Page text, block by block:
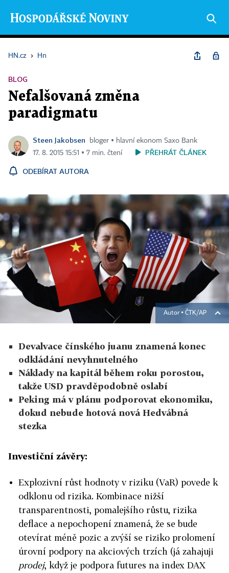
HN.cz › Hn
BLOG
Nefalšovaná změna
paradigmatu
Steen Jakobsen
bloger ▪ hlavní ekonom Saxo Bank
17. 8. 2015 15:51 ▪ 7 min. čtení
PŘEHRÁT ČLÁNEK
ODEBÍRAT AUTORA
Autor ▪ ČTK/AP
Devalvace čínského juanu znamená konec
odkládání nevyhnutelného
Náklady na kapitál během roku porostou,
takže USD pravděpodobně oslabí
Peking má v plánu podporovat ekonomiku,
dokud nebude hotová nová Hedvábná
stezka
Investiční závěry:
Explozivní růst hodnoty v riziku (VaR) povede k
odklonu od rizika. Kombinace nižší
transparentnosti, pomalejšího růstu, rizika
deflace a nepochopení znamená, že se bude
otevírat méně pozic a zvýší se riziko prolomení
úrovní podpory na akciových trzích (já zahajuji
prodej, když je podpora futures na index DAX